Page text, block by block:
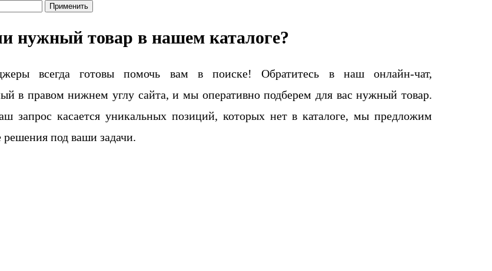
Применить
нужный товар в нашем каталоге?
всегда готовы помочь вам в поиске! Обратитесь в наш онлайн-чат,
в правом нижнем углу сайта, и мы оперативно подберем для вас нужный товар.
запрос касается уникальных позиций, которых нет в каталоге, мы предложим
под ваши задачи.